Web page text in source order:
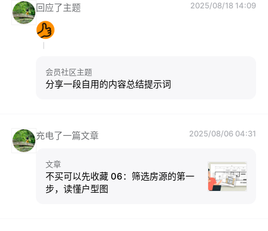
回应了主题 2025/08/18 14:09
会员社区主题
分享一段自用的内容总结提示词
充电了一篇文章 2025/08/06 04:31
文章
不买可以先收藏 06：筛选房源的第一
步，读懂户型图